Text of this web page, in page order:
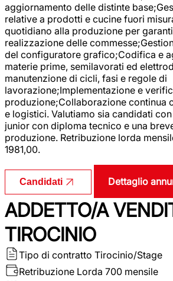
aggiornamento delle distinte
relative a prodotti e cucine fuori
quotidiano alla produzione per
realizzazione delle
del configuratore grafico;Codifica e
materie prime, semilavorati ed
manutenzione di cicli, fasi e regole di
lavorazione;Implementazione e
produzione;Collaborazione continua
e logistici. Valutiamo sia candidati
junior con diploma tecnico e una
produzione. Retribuzione lorda
1981,00.
Candidati Dettaglio
ADDETTO/A
TIROCINIO
Tipo di contratto Tirocinio/Stage
Retribuzione Lorda 700 mensile